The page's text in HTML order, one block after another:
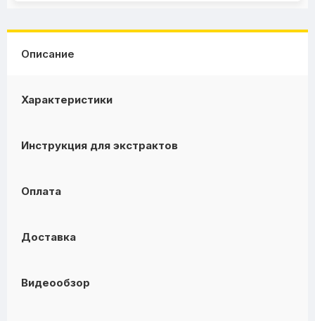
Описание
Характеристики
Инструкция для экстрактов
Оплата
Доставка
Видеообзор